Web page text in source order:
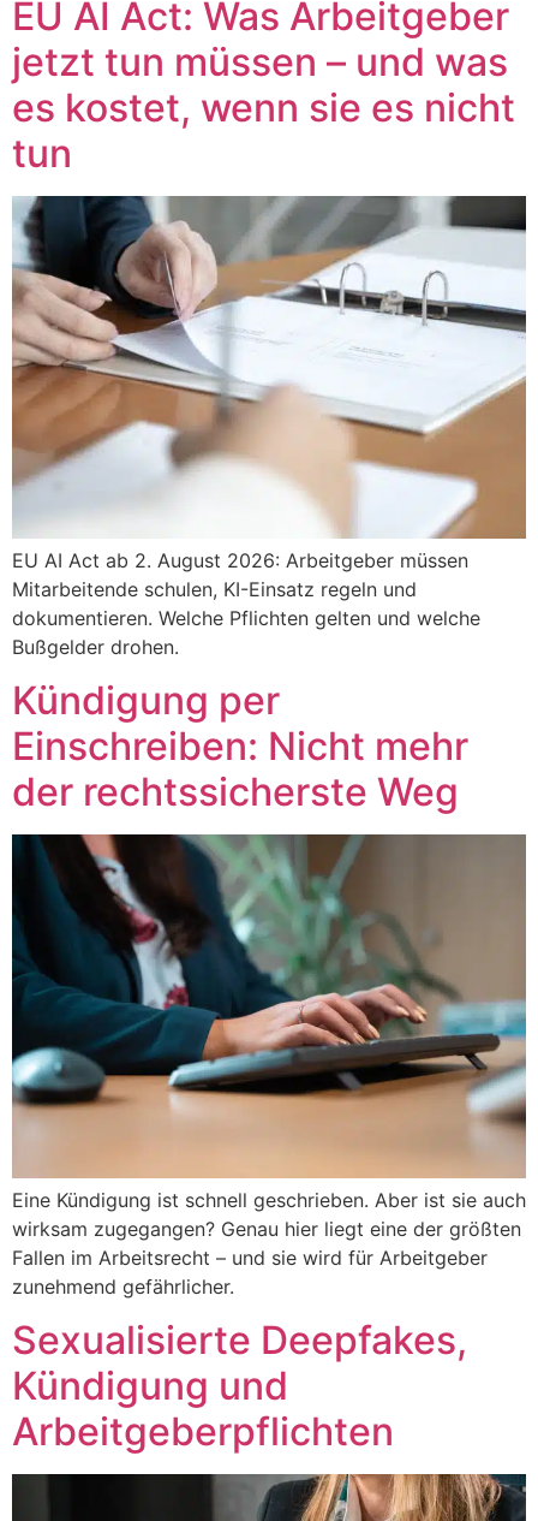
EU AI Act: Was Arbeitgeber
jetzt tun müssen – und was
es kostet, wenn sie es nicht
tun
EU AI Act ab 2. August 2026: Arbeitgeber müssen
Mitarbeitende schulen, KI-Einsatz regeln und
dokumentieren. Welche Pflichten gelten und welche
Bußgelder drohen.
Kündigung per
Einschreiben: Nicht mehr
der rechtssicherste Weg
Eine Kündigung ist schnell geschrieben. Aber ist sie auch
wirksam zugegangen? Genau hier liegt eine der größten
Fallen im Arbeitsrecht – und sie wird für Arbeitgeber
zunehmend gefährlicher.
Sexualisierte Deepfakes,
Kündigung und
Arbeitgeberpflichten